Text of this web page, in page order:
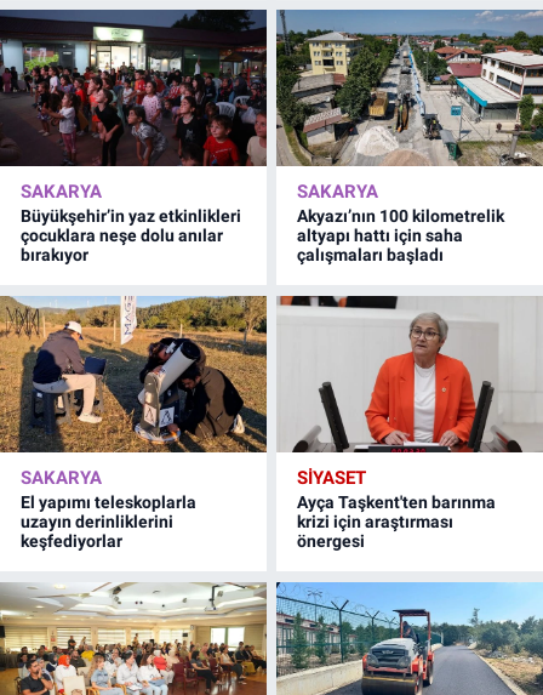
SAKARYA
Büyükşehir’in yaz etkinlikleri
çocuklara neşe dolu anılar
bırakıyor
SAKARYA
Akyazı’nın 100 kilometrelik
altyapı hattı için saha
çalışmaları başladı
SAKARYA
El yapımı teleskoplarla
uzayın derinliklerini
keşfediyorlar
SİYASET
Ayça Taşkent'ten barınma
krizi için araştırması
önergesi